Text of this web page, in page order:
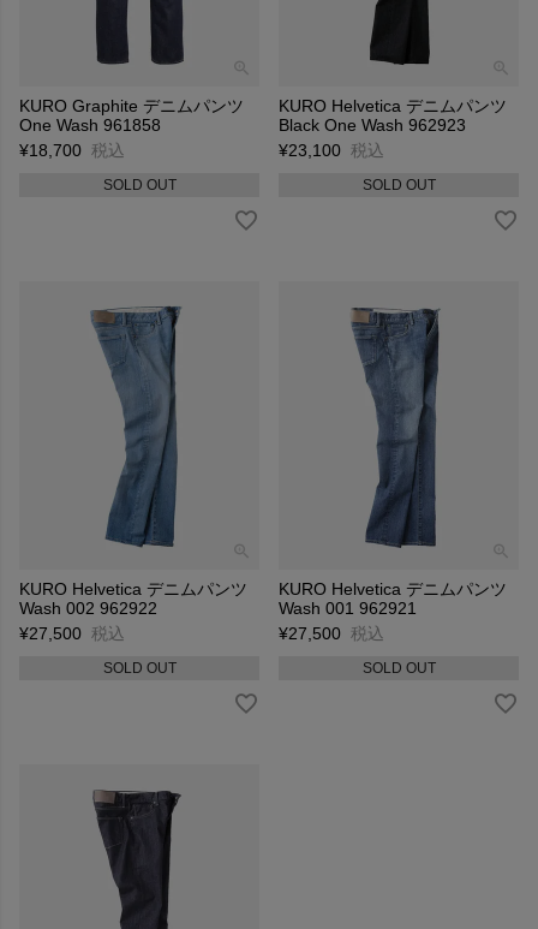
KURO Graphite デニムパンツ
One Wash 961858
¥18,700 税込
SOLD OUT
KURO Helvetica デニムパンツ
Black One Wash 962923
¥23,100 税込
SOLD OUT
KURO Helvetica デニムパンツ
Wash 002 962922
¥27,500 税込
SOLD OUT
KURO Helvetica デニムパンツ
Wash 001 962921
¥27,500 税込
SOLD OUT